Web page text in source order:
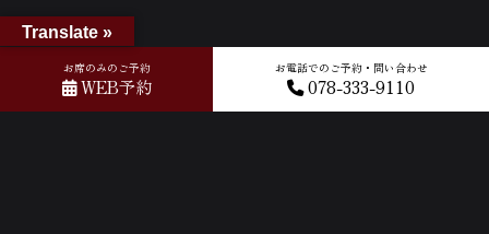
お席のみのご予約
WEB予約
お電話でのご予約・問い合わせ
078-333-9110
Translate »